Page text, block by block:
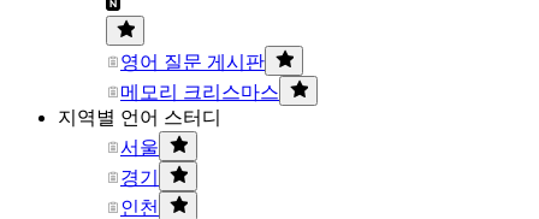
영어 질문 게시판
메모리 크리스마스
지역별 언어 스터디
서울
경기
인천